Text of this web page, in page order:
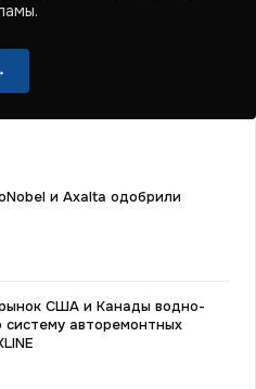
и Axalta одобрили
США и Канады водно-
авторемонтных